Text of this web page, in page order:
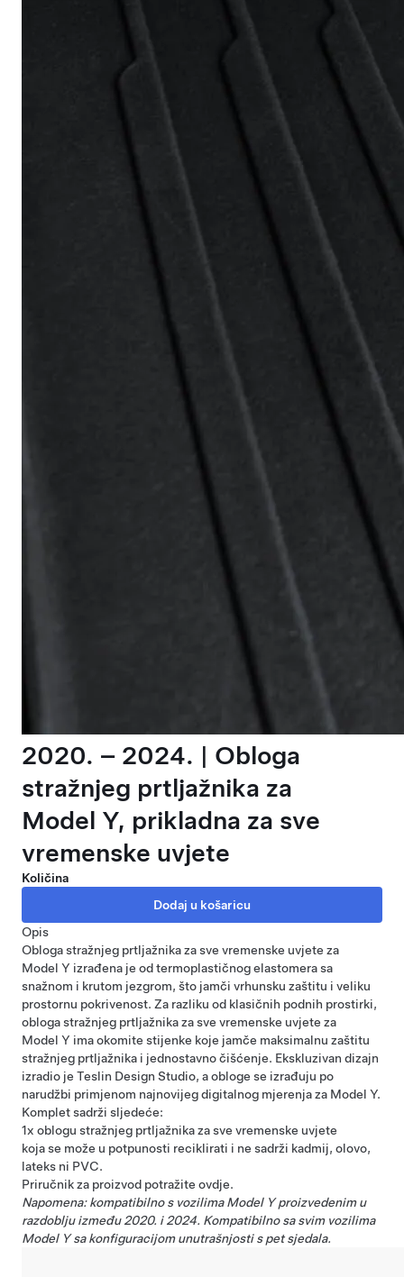
2020. – 2024. | Obloga
stražnjeg prtljažnika za
Model Y, prikladna za sve
vremenske uvjete
Količina
Opis
Obloga stražnjeg prtljažnika za sve vremenske uvjete za
Model Y izrađena je od termoplastičnog elastomera sa
snažnom i krutom jezgrom, što jamči vrhunsku zaštitu i veliku
prostornu pokrivenost. Za razliku od klasičnih podnih prostirki,
obloga stražnjeg prtljažnika za sve vremenske uvjete za
Model Y ima okomite stijenke koje jamče maksimalnu zaštitu
stražnjeg prtljažnika i jednostavno čišćenje. Ekskluzivan dizajn
izradio je Teslin Design Studio, a obloge se izrađuju po
narudžbi primjenom najnovijeg digitalnog mjerenja za Model Y.
Komplet sadrži sljedeće:
1x oblogu stražnjeg prtljažnika za sve vremenske uvjete
koja se može u potpunosti reciklirati i ne sadrži kadmij, olovo,
lateks ni PVC.
Priručnik za proizvod potražite ovdje.
Napomena: kompatibilno s vozilima Model Y proizvedenim u
razdoblju između 2020. i 2024. Kompatibilno sa svim vozilima
Model Y sa konfiguracijom unutrašnjosti s pet sjedala.